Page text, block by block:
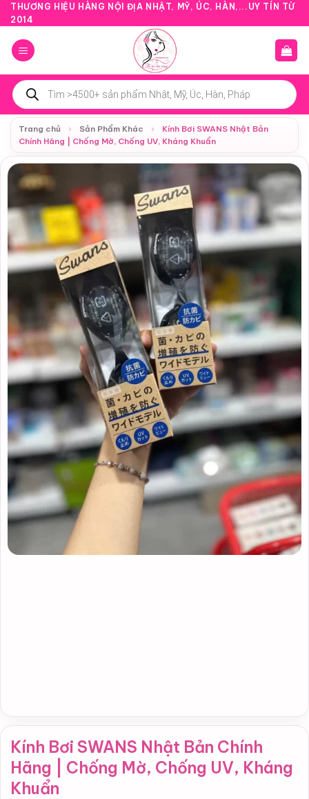
Bỏ
qua
nội
dung
THƯƠNG HIỆU HÀNG NỘI ĐỊA NHẬT, MỸ, ÚC, HÀN,...UY TÍN TỪ
2014
Tìm
kiếm
sản
phẩm
Trang chủ
› Sản Phẩm Khác ›
Kính Bơi SWANS Nhật Bản
Chính Hãng | Chống Mờ, Chống UV, Kháng Khuẩn
Kính Bơi SWANS Nhật Bản Chính
Hãng | Chống Mờ, Chống UV, Kháng
Khuẩn